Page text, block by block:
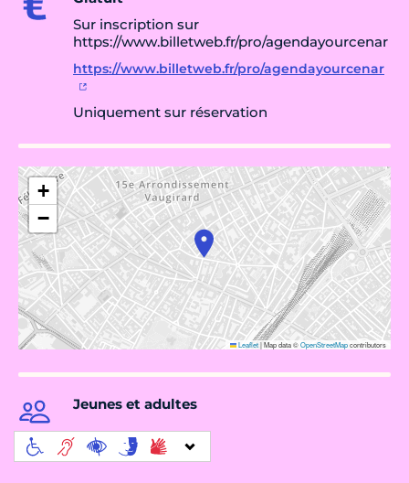
Sur inscription sur
https://www.billetweb.fr/pro/agendayourcenar
https://www.billetweb.fr/pro/agendayourcenar
Uniquement sur réservation
+
−
Leaflet|Map data ©OpenStreetMapcontributors
Jeunes et adultes